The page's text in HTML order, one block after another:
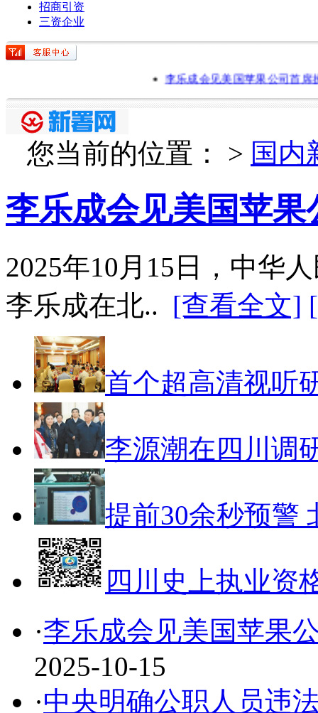
招商引资
三资企业
李乐成会见美国苹果公司首席执行
您当前的位置： > 国内
李乐成会见美国苹果
2025年10月15日，中华
李乐成在北.. [查看全文]
首个超高清视听
李源潮在四川调
提前30余秒预警
四川史上执业资
·李乐成会见美国苹果
2025-10-15
·中央明确公职人员违